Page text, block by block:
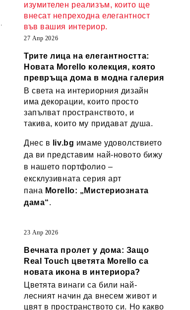
изумителен реализъм, които ще
внесат непреходна елегантност
във вашия интериор.
27 Апр 2026
Трите лица на елегантността:
Новата Morello колекция, която
превръща дома в модна галерия
В света на интериорния дизайн
има декорации, които просто
запълват пространството, и
такива, които му придават душа.
Днес в liv.bg имаме удоволствието
да ви представим най-новото бижу
в нашето портфолио –
ексклузивната серия арт
пана Morello: „Мистериозната
дама“.
23 Апр 2026
Вечната пролет у дома: Защо
Real Touch цветята Morello са
новата икона в интериора?
Цветята винаги са били най-
лесният начин да внесем живот и
цвят в пространството си. Но какво